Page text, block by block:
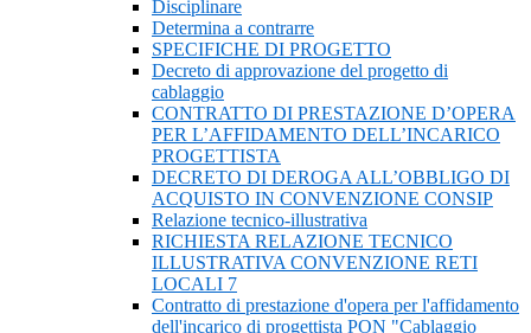
Disciplinare
Determina a contrarre
SPECIFICHE DI PROGETTO
Decreto di approvazione del progetto di
cablaggio
CONTRATTO DI PRESTAZIONE D’OPERA
PER L’AFFIDAMENTO DELL’INCARICO
PROGETTISTA
DECRETO DI DEROGA ALL’OBBLIGO DI
ACQUISTO IN CONVENZIONE CONSIP
Relazione tecnico-illustrativa
RICHIESTA RELAZIONE TECNICO
ILLUSTRATIVA CONVENZIONE RETI
LOCALI 7
Contratto di prestazione d'opera per l'affidamento
dell'incarico di progettista PON "Cablaggio